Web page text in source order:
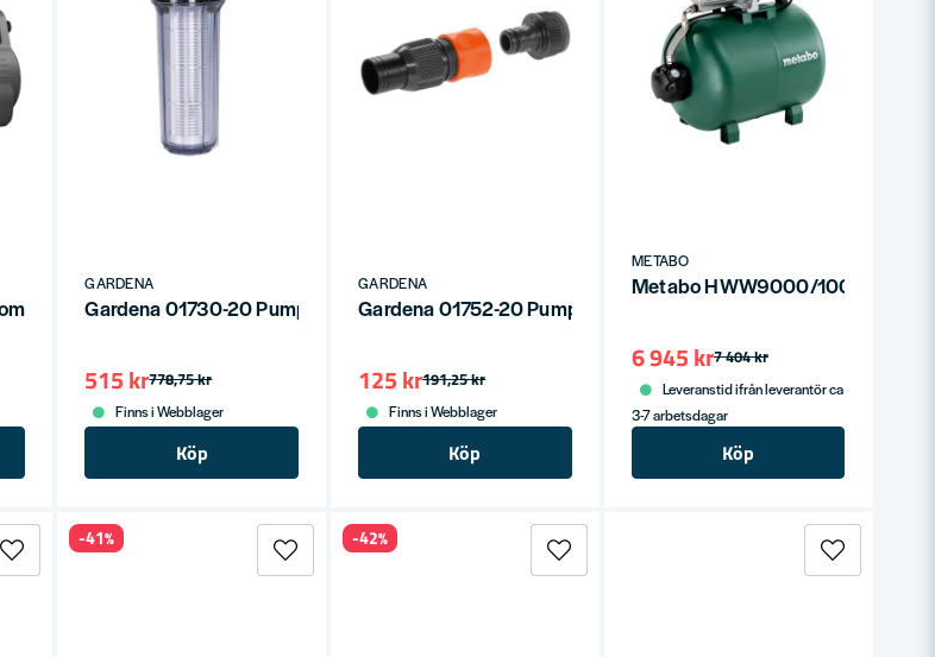
Pumpautomat 5000/5E LCD
GARDENA
Gardena 01730-20 Pumpskyddsfilter 1" 6000 l/h
778,75 kr
515 kr
Finns i Webblager
Köp
GARDENA
Gardena 01752-20 Pumpanslutningsset Profi
191,25 kr
125 kr
Finns i Webblager
Köp
METABO
Metabo HWW9000/100GPUMP
7 404 kr
6 945 kr
Leveranstid ifrån leverantör ca
3-7 arbetsdagar
Köp
-41% -42%